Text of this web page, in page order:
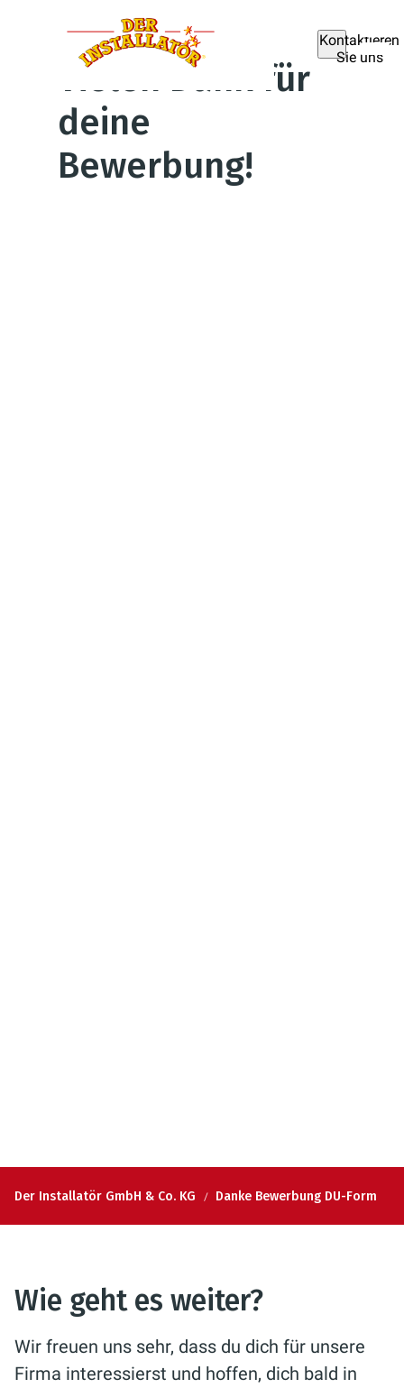
Kontaktieren
Sie uns
Vielen Dank für
deine
Bewerbung!
Der Installatör GmbH & Co. KG Danke Bewerbung DU-Form
Wie geht es weiter?
Wir freuen uns sehr, dass du dich für unsere
Firma interessierst und hoffen, dich bald in